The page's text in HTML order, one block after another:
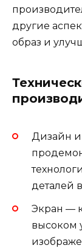
другие
образ и
Дизайн и
деталей
Экран —
высоком